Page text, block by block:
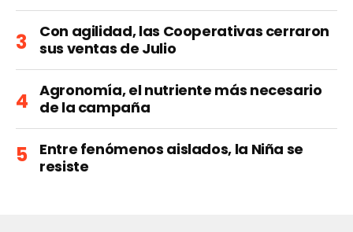
Con agilidad, las Cooperativas cerraron
sus ventas de Julio
Agronomía, el nutriente más necesario
de la campaña
Entre fenómenos aislados, la Niña se
resiste